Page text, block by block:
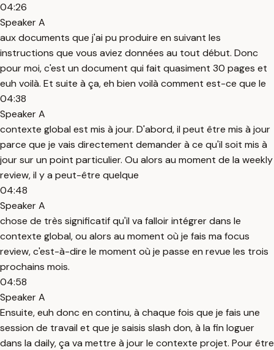
04:26
Speaker A
aux documents que j'ai pu produire en suivant les
instructions que vous aviez données au tout début. Donc
pour moi, c'est un document qui fait quasiment 30 pages et
euh voilà. Et suite à ça, eh bien voilà comment est-ce que le
04:38
Speaker A
contexte global est mis à jour. D'abord, il peut être mis à jour
parce que je vais directement demander à ce qu'il soit mis à
jour sur un point particulier. Ou alors au moment de la weekly
review, il y a peut-être quelque
04:48
Speaker A
chose de très significatif qu'il va falloir intégrer dans le
contexte global, ou alors au moment où je fais ma focus
review, c'est-à-dire le moment où je passe en revue les trois
prochains mois.
04:58
Speaker A
Ensuite, euh donc en continu, à chaque fois que je fais une
session de travail et que je saisis slash don, à la fin loguer
dans la daily, ça va mettre à jour le contexte projet. Pour être